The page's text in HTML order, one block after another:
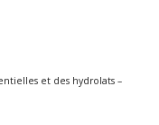
et des hydrolats –